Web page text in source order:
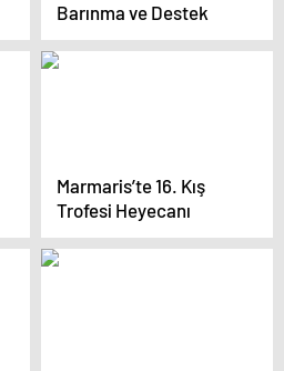
Barınma ve Destek
Marmaris’te 16. Kış
Trofesi Heyecanı